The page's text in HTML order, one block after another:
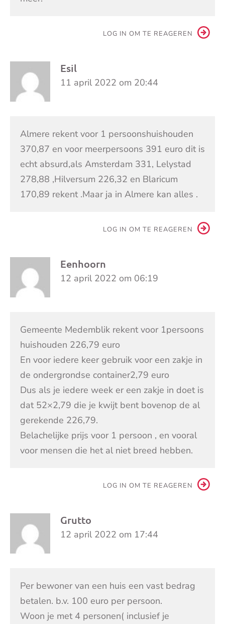
LOG IN OM TE REAGEREN
Esil
11 april 2022 om 20:44
Almere rekent voor 1 persoonshuishouden
370,87 en voor meerpersoons 391 euro dit is
echt absurd,als Amsterdam 331, Lelystad
278,88 ,Hilversum 226,32 en Blaricum
170,89 rekent .Maar ja in Almere kan alles .
LOG IN OM TE REAGEREN
Eenhoorn
12 april 2022 om 06:19
Gemeente Medemblik rekent voor 1persoons
huishouden 226,79 euro
En voor iedere keer gebruik voor een zakje in
de ondergrondse container2,79 euro
Dus als je iedere week er een zakje in doet is
dat 52×2,79 die je kwijt bent bovenop de al
gerekende 226,79.
Belachelijke prijs voor 1 persoon , en vooral
voor mensen die het al niet breed hebben.
LOG IN OM TE REAGEREN
Grutto
12 april 2022 om 17:44
Per bewoner van een huis een vast bedrag
betalen. b.v. 100 euro per persoon.
Woon je met 4 personen( inclusief je